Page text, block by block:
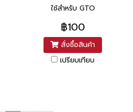
ใช้สำหรับ GTO
฿100
สั่งซื้อสินค้า
เปรียบเทียบ